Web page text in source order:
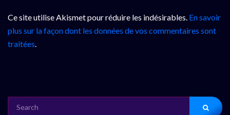
Ce site utilise Akismet pour réduire les indésirables. En savoir
plus sur la façon dont les données de vos commentaires sont
traitées.
FOR: